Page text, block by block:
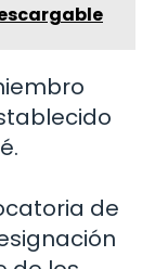
de